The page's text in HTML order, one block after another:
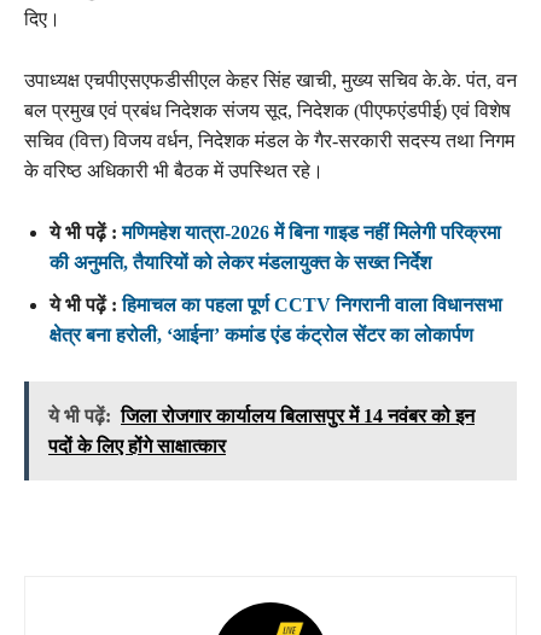
दिए।
उपाध्यक्ष एचपीएसएफडीसीएल केहर सिंह खाची, मुख्य सचिव के.के. पंत, वन
बल प्रमुख एवं प्रबंध निदेशक संजय सूद, निदेशक (पीएफएंडपीई) एवं विशेष
सचिव (वित्त) विजय वर्धन, निदेशक मंडल के गैर-सरकारी सदस्य तथा निगम
के वरिष्ठ अधिकारी भी बैठक में उपस्थित रहे।
ये भी पढ़ें :मणिमहेश यात्रा-2026 में बिना गाइड नहीं मिलेगी परिक्रमा
की अनुमति, तैयारियों को लेकर मंडलायुक्त के सख्त निर्देश
ये भी पढ़ें :हिमाचल का पहला पूर्ण CCTV निगरानी वाला विधानसभा
क्षेत्र बना हरोली, ‘आईना’ कमांड एंड कंट्रोल सेंटर का लोकार्पण
ये भी पढ़ें: जिला रोजगार कार्यालय बिलासपुर में 14 नवंबर को इन
पदों के लिए होंगे साक्षात्कार